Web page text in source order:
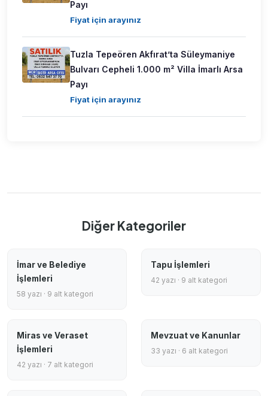
Payı
Fiyat için arayınız
Tuzla Tepeören Akfırat’ta Süleymaniye
Bulvarı Cepheli 1.000 m² Villa İmarlı Arsa
Payı
Fiyat için arayınız
Diğer Kategoriler
İmar ve Belediye
İşlemleri
58 yazı · 9 alt kategori
Tapu İşlemleri
42 yazı · 9 alt kategori
Miras ve Veraset
İşlemleri
42 yazı · 7 alt kategori
Mevzuat ve Kanunlar
33 yazı · 6 alt kategori